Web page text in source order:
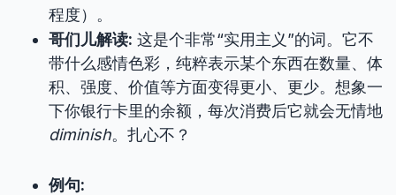
程度）。
哥们儿解读: 这是个非常“实用主义”的词。它不
带什么感情色彩，纯粹表示某个东西在数量、体
积、强度、价值等方面变得更小、更少。想象一
下你银行卡里的余额，每次消费后它就会无情地
diminish。扎心不？
例句: